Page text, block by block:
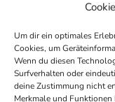
Um dir ein optimales
Cookies, um
Wenn du diesen
Surfverhalten oder
deine Zustimmung nicht
Merkmale und